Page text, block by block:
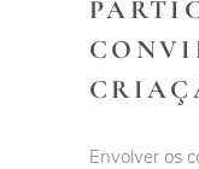
Envolver os